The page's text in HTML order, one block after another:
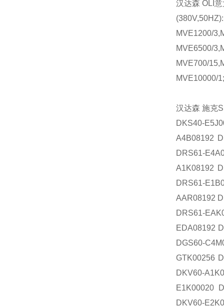
汉达森 OLI 意
MVE1200/
MVE6500/
MVE10000/
汉达森 施克
DKS40-
A4B08192
DRS61-
A1K08192
DRS61-
AAR08192
DRS61-
EDA08192
DGS60-
GTK00256
DKV60-
E1K00020
DKV60-